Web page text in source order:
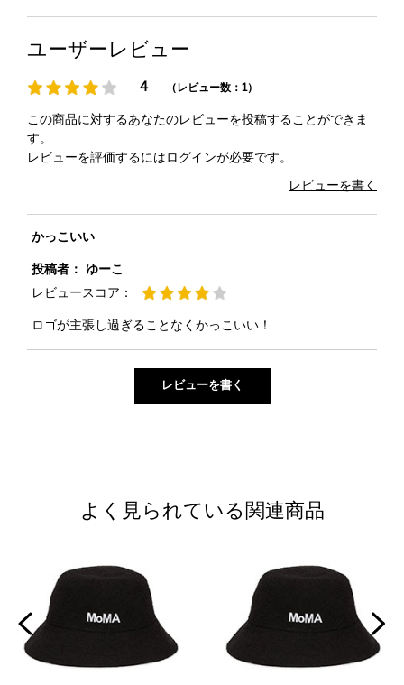
ユーザーレビュー
4 （レビュー数：1）
この商品に対するあなたのレビューを投稿することができま
す。
レビューを評価するには ログインが必要です。
レビューを書く
かっこいい
投稿者：
ゆーこ
レビュースコア：
ロゴが主張し過ぎることなくかっこいい！
よく見られている関連商品